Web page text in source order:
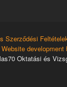
Szerződési
Website development
Oktatási és